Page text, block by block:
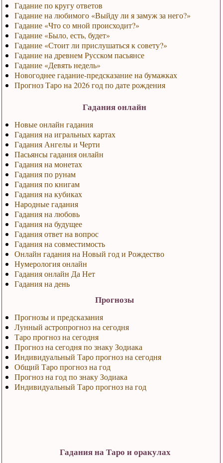
Гадание по кругу ответов
Гадание на любимого «Выйду ли я замуж за него?»
Гадание «Что со мной происходит?»
Гадание «Было, есть, будет»
Гадание «Стоит ли прислушаться к совету?»
Гадание на древнем Русском пасьянсе
Гадание «Девять недель»
Новогоднее гадание-предсказание на бумажках
Прогноз Таро на 2026 год по дате рождения
Гадания онлайн
Новые онлайн гадания
Гадания на игральных картах
Гадания Ангелы и Черти
Пасьянсы гадания онлайн
Гадания на монетах
Гадания по рунам
Гадания по книгам
Гадания на кубиках
Народные гадания
Гадания на любовь
Гадания на будущее
Гадания ответ на вопрос
Гадания на совместимость
Онлайн гадания на Новый год и Рождество
Нумерология онлайн
Гадания онлайн Да Нет
Гадания на день
Прогнозы
Прогнозы и предсказания
Лунный астропрогноз на сегодня
Таро прогноз на сегодня
Прогноз на сегодня по знаку Зодиака
Индивидуальный Таро прогноз на сегодня
Общий Таро прогноз на год
Прогноз на год по знаку Зодиака
Индивидуальный Таро прогноз на год
Гадания на Таро и оракулах